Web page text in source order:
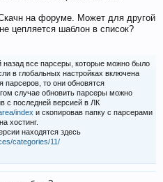
на форуме. Может для другой
цепляется шаблон в список?
назад все парсеры, которые можно было
в глобальных настройках включена
парсеров, то они обновятся
случае обновить парсеры можно
с последней версией в ЛК
index и скопировав папку с парсерами
хостинг.
находятся здесь
categories/11/